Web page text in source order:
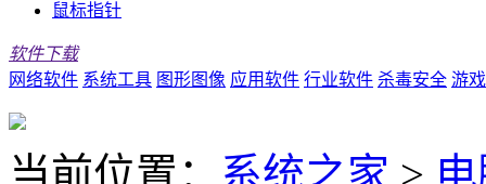
鼠标指针
软件下载
网络软件 系统工具 图形图像 应用软件 行业软件 杀毒安全 游
当前位置： 系统之家 >